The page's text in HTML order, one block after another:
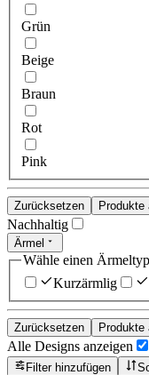
Grün
Beige
Braun
Rot
Pink
Zurücksetzen Produkte
Nachhaltig
Ärmel
Wähle einen Ärmeltyp
Kurzärmlig
Zurücksetzen Produkte
Alle Designs anzeigen
Filter hinzufügen